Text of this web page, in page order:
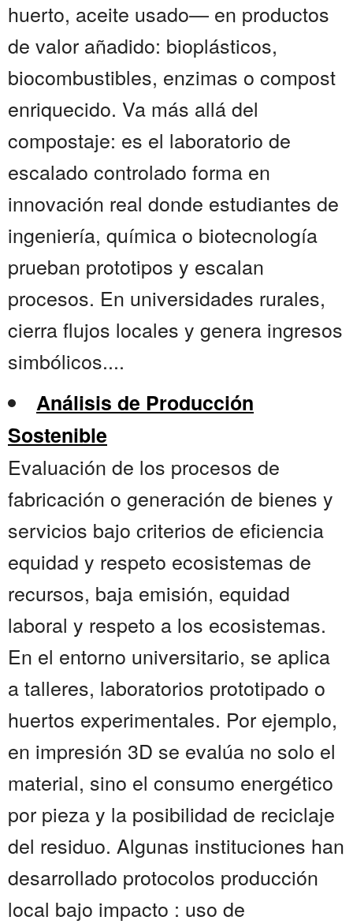
huerto, aceite usado— en productos
de valor añadido: bioplásticos,
biocombustibles, enzimas o compost
enriquecido. Va más allá del
compostaje: es el laboratorio de
escalado controlado forma en
innovación real donde estudiantes de
ingeniería, química o biotecnología
prueban prototipos y escalan
procesos. En universidades rurales,
cierra flujos locales y genera ingresos
simbólicos....
Análisis de Producción
Sostenible
Evaluación de los procesos de
fabricación o generación de bienes y
servicios bajo criterios de eficiencia
equidad y respeto ecosistemas de
recursos, baja emisión, equidad
laboral y respeto a los ecosistemas.
En el entorno universitario, se aplica
a talleres, laboratorios prototipado o
huertos experimentales. Por ejemplo,
en impresión 3D se evalúa no solo el
material, sino el consumo energético
por pieza y la posibilidad de reciclaje
del residuo. Algunas instituciones han
desarrollado protocolos producción
local bajo impacto : uso de